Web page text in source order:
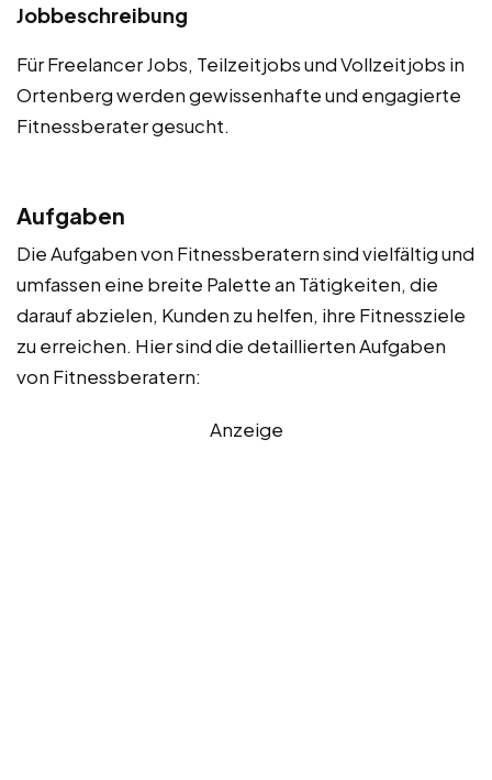
Jobbeschreibung
Für Freelancer Jobs, Teilzeitjobs und Vollzeitjobs in
Ortenberg werden gewissenhafte und engagierte
Fitnessberater gesucht.
Aufgaben
Die Aufgaben von Fitnessberatern sind vielfältig und
umfassen eine breite Palette an Tätigkeiten, die
darauf abzielen, Kunden zu helfen, ihre Fitnessziele
zu erreichen. Hier sind die detaillierten Aufgaben
von Fitnessberatern:
Anzeige